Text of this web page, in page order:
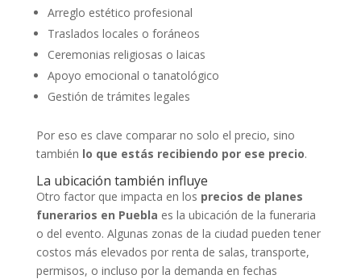
Arreglo estético profesional
Traslados locales o foráneos
Ceremonias religiosas o laicas
Apoyo emocional o tanatológico
Gestión de trámites legales
Por eso es clave comparar no solo el precio, sino
también lo que estás recibiendo por ese precio.
La ubicación también influye
Otro factor que impacta en los precios de planes
funerarios en Puebla es la ubicación de la funeraria
o del evento. Algunas zonas de la ciudad pueden tener
costos más elevados por renta de salas, transporte,
permisos, o incluso por la demanda en fechas